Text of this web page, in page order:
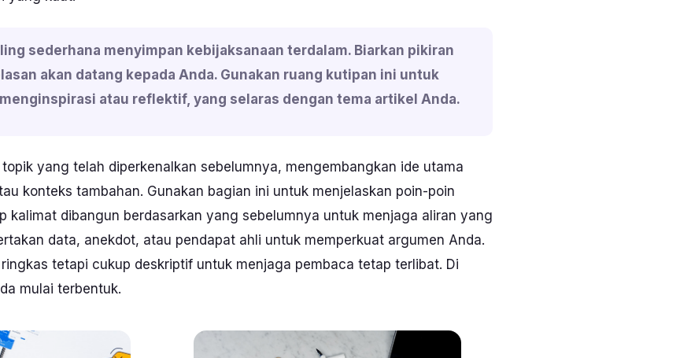
sederhana menyimpan kebijaksanaan terdalam. Biarkan pikiran
akan datang kepada Anda. Gunakan ruang kutipan ini untuk
atau reflektif, yang selaras dengan tema artikel Anda.
yang telah diperkenalkan sebelumnya, mengembangkan ide utama
konteks tambahan. Gunakan bagian ini untuk menjelaskan poin-poin
kalimat dibangun berdasarkan yang sebelumnya untuk menjaga aliran yang
data, anekdot, atau pendapat ahli untuk memperkuat argumen Anda.
tetapi cukup deskriptif untuk menjaga pembaca tetap terlibat. Di
mulai terbentuk.